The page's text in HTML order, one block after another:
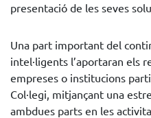
presentació de les seves
Una part important del
intel·ligents l’aportaran els
empreses o institucions
Col·legi, mitjançant una
ambdues parts en les